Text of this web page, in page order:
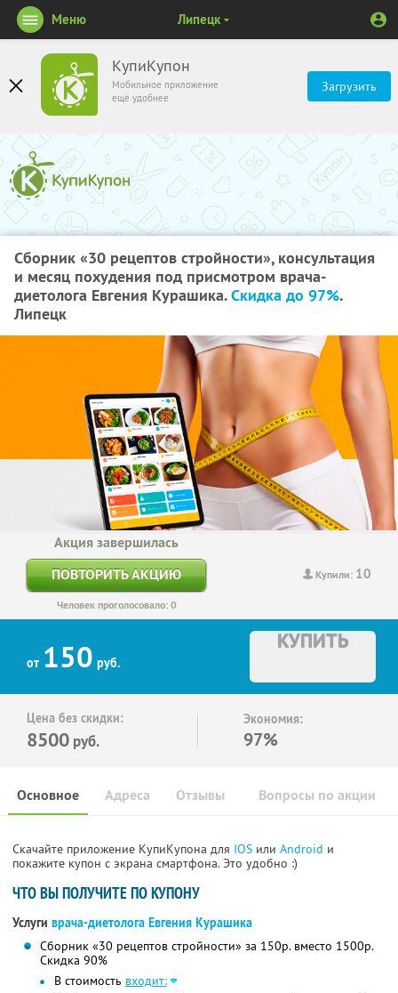
КупиКупон
Мобильное приложение
ещё удобнее
Загрузить
Меню Липецк
Сборник «30 рецептов стройности», консультация
и месяц похудения под присмотром врача-
диетолога Евгения Курашика.Скидка до 97%.
Липецк
Купили: 10
Акция завершилась
ПОВТОРИТЬ АКЦИЮ
Человек проголосовало: 0
от 150 руб.
КУПИТЬ
Цена без скидки:
8500 руб.
Экономия:
97%
Основное Отзывы Вопросы по акции
Адреса
Скачайте приложение КупиКупона для IOS или Android и
покажите купон с экрана смартфона. Это удобно :)
ЧТО ВЫ ПОЛУЧИТЕ ПО КУПОНУ
Услуги врача-диетолога Евгения Курашика
Сборник «30 рецептов стройности» за 150р. вместо 1500р.
Скидка 90%
В стоимость входит: